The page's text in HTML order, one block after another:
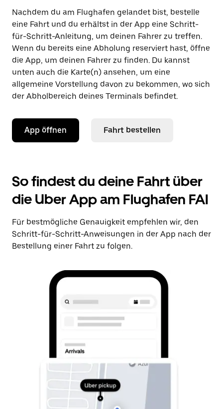
Nachdem du am Flughafen gelandet bist, bestelle
eine Fahrt und du erhältst in der App eine Schritt-
für-Schritt-Anleitung, um deinen Fahrer zu treffen.
Wenn du bereits eine Abholung reserviert hast, öffne
die App, um deinen Fahrer zu finden. Du kannst
unten auch die Karte(n) ansehen, um eine
allgemeine Vorstellung davon zu bekommen, wo sich
der Abholbereich deines Terminals befindet.
App öffnen Fahrt bestellen
So findest du deine Fahrt über
die Uber App am Flughafen FAI
Für bestmögliche Genauigkeit empfehlen wir, den
Schritt-für-Schritt-Anweisungen in der App nach der
Bestellung einer Fahrt zu folgen.